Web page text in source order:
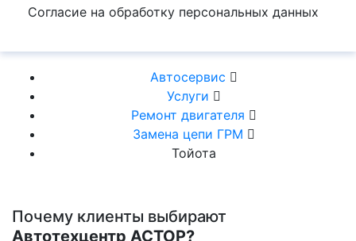
Согласие на обработку персональных данных
Автосервис
Услуги
Ремонт двигателя
Замена цепи ГРМ
Тойота
Почему клиенты выбирают
Автотехцентр АСТОР?